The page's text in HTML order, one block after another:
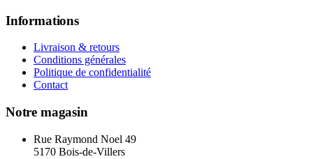
Informations
Livraison & retours
Conditions générales
Politique de confidentialité
Contact
Notre magasin
Rue Raymond Noel 49
5170 Bois-de-Villers